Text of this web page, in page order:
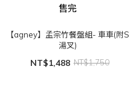
售完
【agney】孟宗竹餐盤組- 車車(附S
湯叉)
NT$1,488 NT$1,750